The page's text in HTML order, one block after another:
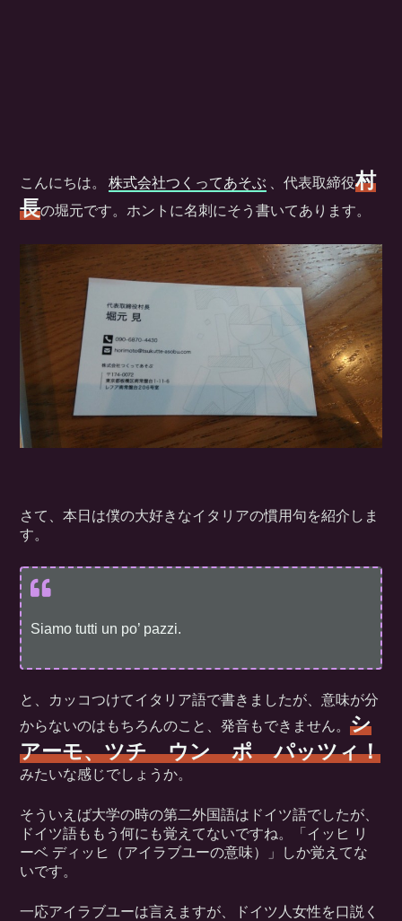
こんにちは。 株式会社つくってあそぶ 、代表取締役村
長の堀元です。ホントに名刺にそう書いてあります。
さて、本日は僕の大好きなイタリアの慣用句を紹介しま
す。
Siamo tutti un po’ pazzi.
と、カッコつけてイタリア語で書きましたが、意味が分
からないのはもちろんのこと、発音もできません。シ
アーモ、ツチ ウン ポ パッツィ！
みたいな感じでしょうか。
そういえば大学の時の第二外国語はドイツ語でしたが、
ドイツ語ももう何にも覚えてないですね。「イッヒ リ
ーベ ディッヒ（アイラブユーの意味）」しか覚えてな
いです。
一応アイラブユーは言えますが、ドイツ人女性を口説く